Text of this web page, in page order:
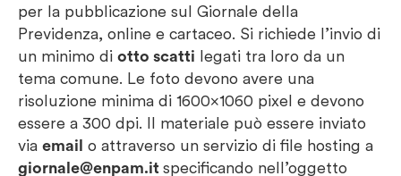
per la pubblicazione sul Giornale della
Previdenza, online e cartaceo. Si richiede l’invio di
un minimo di otto scatti legati tra loro da un
tema comune. Le foto devono avere una
risoluzione minima di 1600×1060 pixel e devono
essere a 300 dpi. Il materiale può essere inviato
via email o attraverso un servizio di file hosting a
giornale@enpam.it specificando nell’oggetto